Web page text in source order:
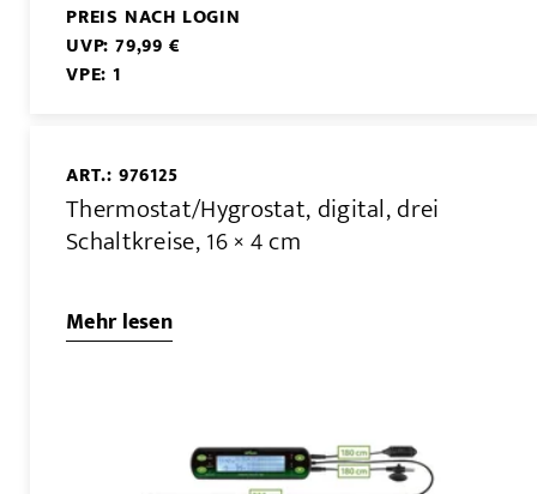
PREIS NACH LOGIN
UVP: 79,99 €
VPE: 1
ART.: 976125
Thermostat/Hygrostat, digital, drei
Schaltkreise, 16 × 4 cm
Mehr lesen